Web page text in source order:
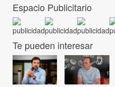
Espacio Publicitario
Te pueden interesar